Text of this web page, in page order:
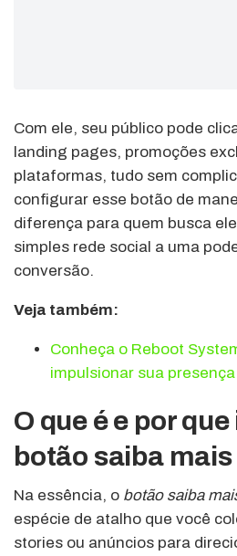
Com ele, seu público pode
landing pages, promoções
plataformas, tudo sem
configurar esse botão de
diferença para quem busca
simples rede social a uma
conversão.
Veja também:
Conheça o Reboot
impulsionar sua
O que é e por
botão saiba
Na essência, o botão saiba
espécie de atalho que você
stories ou anúncios para